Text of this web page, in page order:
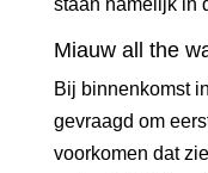
Miauw all the
Bij binnenkomst
gevraagd om
voorkomen dat